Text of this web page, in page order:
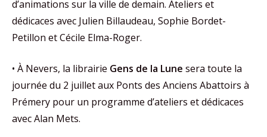
d’animations sur la ville de demain. Ateliers et
dédicaces avec Julien Billaudeau, Sophie Bordet-
Petillon et Cécile Elma-Roger.
• À Nevers, la librairie Gens de la Lune sera toute la
journée du 2 juillet aux Ponts des Anciens Abattoirs à
Prémery pour un programme d’ateliers et dédicaces
avec Alan Mets.